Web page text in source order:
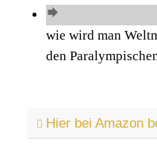
wie wird man
den
Hier bei Amazon